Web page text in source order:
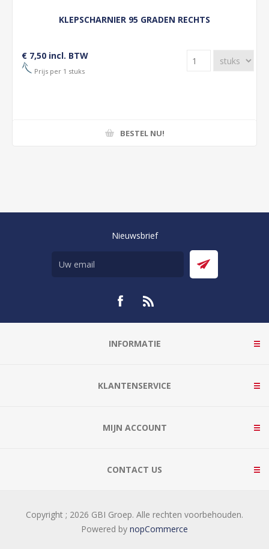
KLEPSCHARNIER 95 GRADEN RECHTS
€ 7,50 incl. BTW
Prijs per 1 stuks
BESTEL NU!
Nieuwsbrief
INFORMATIE
KLANTENSERVICE
MIJN ACCOUNT
CONTACT US
Copyright ; 2026 GBI Groep. Alle rechten voorbehouden.
Powered by nopCommerce